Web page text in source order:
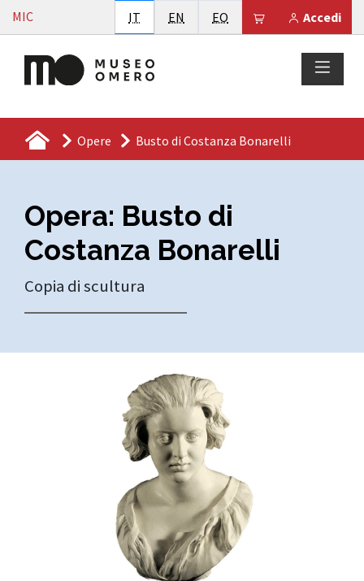
Vai al contenuto
MIC Accedi
Il tuo carrello è
IT Italiano
EN English
EO Esperanto
Opere Busto di Costanza Bonarelli
Opera: Busto di
Costanza Bonarelli
Copia di scultura